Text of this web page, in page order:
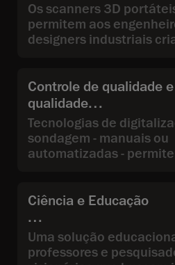
Os scanners 3D
permitem aos
designers industriais
Controle de qualidade
qualidade
Tecnologias de
sondagem - manuais ou
automatizadas -
meçam as dimensões e
de identificar a causa
problemas detectados
inspeções.
Ciência e Educação
Uma solução
professores e